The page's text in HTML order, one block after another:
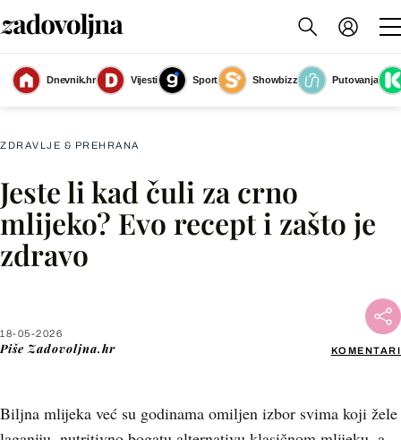
Dnevnik.hr Vijesti Sport Showbizz
Putovanja
Crno mlijeko dobro je za zdravlje
(Foto: Shutterstock)
ZDRAVLJE & PREHRANA
Jeste li kad čuli za crno
mlijeko? Evo recept i zašto je
zdravo
18-05-2026
Piše Zadovoljna.hr KOMENTARI
Biljna mlijeka već su godinama omiljen izbor svima koji žele
Facebook